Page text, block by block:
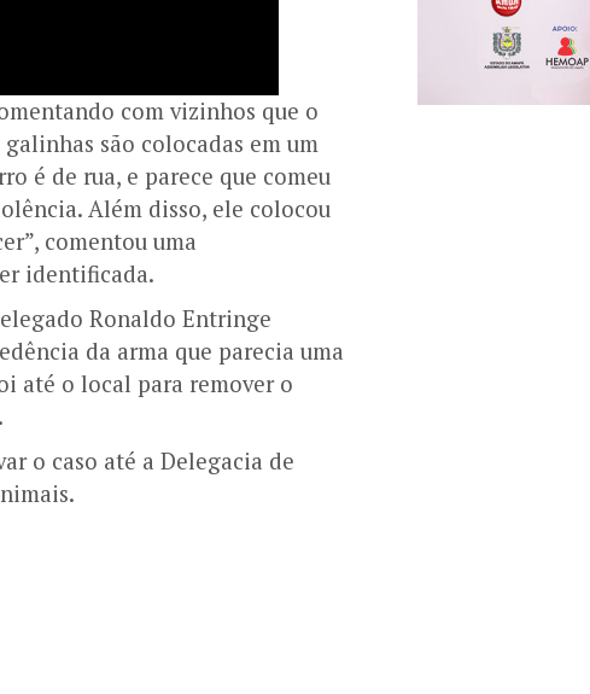
com vizinhos que o
são colocadas em um
é de rua, e parece que comeu
Além disso, ele colocou
comentou uma
identificada.
Ronaldo Entringe
da arma que parecia uma
até o local para remover o
o caso até a Delegacia de